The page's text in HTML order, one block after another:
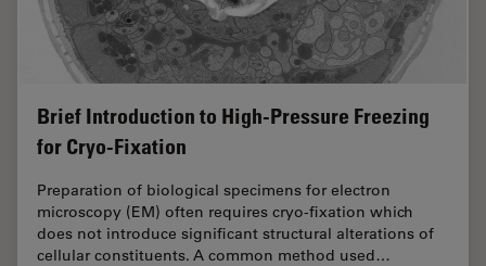
Brief Introduction to High-Pressure Freezing
for Cryo-Fixation
Preparation of biological specimens for electron
microscopy (EM) often requires cryo-fixation which
does not introduce significant structural alterations of
cellular constituents. A common method used…